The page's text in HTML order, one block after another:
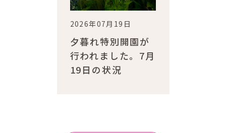
2026年07月19日
夕暮れ特別開園が
行われました。7月
19日の状況